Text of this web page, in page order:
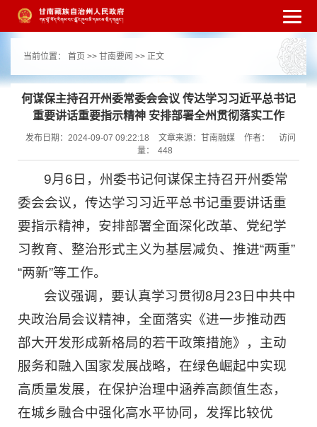
网站无障
碍 打开适老化模式 登录
当前位置： 首页 >> 甘南要闻 >> 正文
何谋保主持召开州委常委会会议 传达学习习近平总书记
重要讲话重要指示精神 安排部署全州贯彻落实工作
发布日期：2024-09-07 09:22:18 文章来源：甘南融媒 作者：
访问
量：
448
9月6日，州委书记何谋保主持召开州委常
委会会议，传达学习习近平总书记重要讲话重
要指示精神，安排部署全面深化改革、党纪学
习教育、整治形式主义为基层减负、推进“两重”
“两新”等工作。
会议强调，要认真学习贯彻8月23日中共中
央政治局会议精神，全面落实《进一步推动西
部大开发形成新格局的若干政策措施》，主动
服务和融入国家发展战略，在绿色崛起中实现
高质量发展，在保护治理中涵养高颜值生态，
在城乡融合中强化高水平协同，发挥比较优